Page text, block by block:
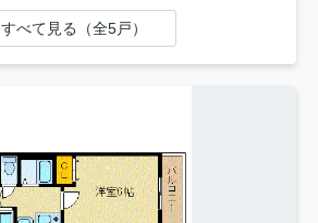
すべて見る（全5戸）